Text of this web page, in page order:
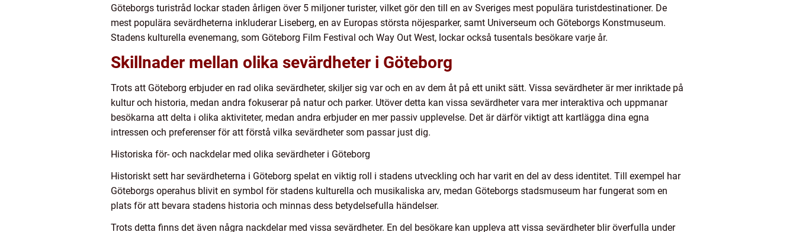
Göteborgs turistråd lockar staden årligen över 5 miljoner turister, vilket gör den till en av Sveriges mest populära turistdestinationer. De
mest populära sevärdheterna inkluderar Liseberg, en av Europas största nöjesparker, samt Universeum och Göteborgs Konstmuseum.
Stadens kulturella evenemang, som Göteborg Film Festival och Way Out West, lockar också tusentals besökare varje år.
Skillnader mellan olika sevärdheter i Göteborg
Trots att Göteborg erbjuder en rad olika sevärdheter, skiljer sig var och en av dem åt på ett unikt sätt. Vissa sevärdheter är mer inriktade på
kultur och historia, medan andra fokuserar på natur och parker. Utöver detta kan vissa sevärdheter vara mer interaktiva och uppmanar
besökarna att delta i olika aktiviteter, medan andra erbjuder en mer passiv upplevelse. Det är därför viktigt att kartlägga dina egna
intressen och preferenser för att förstå vilka sevärdheter som passar just dig.
Historiska för- och nackdelar med olika sevärdheter i Göteborg
Historiskt sett har sevärdheterna i Göteborg spelat en viktig roll i stadens utveckling och har varit en del av dess identitet. Till exempel har
Göteborgs operahus blivit en symbol för stadens kulturella och musikaliska arv, medan Göteborgs stadsmuseum har fungerat som en
plats för att bevara stadens historia och minnas dess betydelsefulla händelser.
Trots detta finns det även några nackdelar med vissa sevärdheter. En del besökare kan uppleva att vissa sevärdheter blir överfulla under